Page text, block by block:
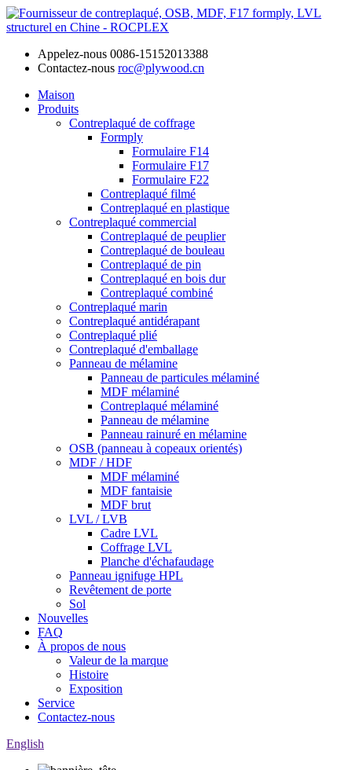
Appelez-nous 0086-15152013388
Contactez-nous roc@plywood.cn
Maison
Produits
Contreplaqué de coffrage
Formply
Formulaire F14
Formulaire F17
Formulaire F22
Contreplaqué filmé
Contreplaqué en plastique
Contreplaqué commercial
Contreplaqué de peuplier
Contreplaqué de bouleau
Contreplaqué de pin
Contreplaqué en bois dur
Contreplaqué combiné
Contreplaqué marin
Contreplaqué antidérapant
Contreplaqué plié
Contreplaqué d'emballage
Panneau de mélamine
Panneau de particules mélaminé
MDF mélaminé
Contreplaqué mélaminé
Panneau de mélamine
Panneau rainuré en mélamine
OSB (panneau à copeaux orientés)
MDF / HDF
MDF mélaminé
MDF fantaisie
MDF brut
LVL / LVB
Cadre LVL
Coffrage LVL
Planche d'échafaudage
Panneau ignifuge HPL
Revêtement de porte
Sol
Nouvelles
FAQ
À propos de nous
Valeur de la marque
Histoire
Exposition
Service
Contactez-nous
English